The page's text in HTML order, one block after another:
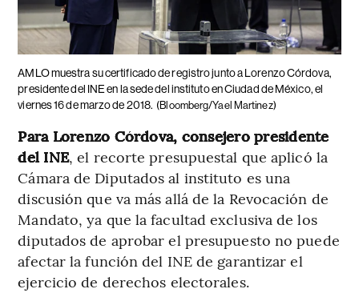
AMLO muestra su certificado de registro junto a Lorenzo Córdova,
presidente del INE en la sede del instituto en Ciudad de México, el
viernes 16 de marzo de 2018. (Bloomberg/Yael Martinez)
Para Lorenzo Córdova, consejero presidente
del INE, el recorte presupuestal que aplicó la
Cámara de Diputados al instituto es una
discusión que va más allá de la Revocación de
Mandato, ya que la facultad exclusiva de los
diputados de aprobar el presupuesto no puede
afectar la función del INE de garantizar el
ejercicio de derechos electorales.